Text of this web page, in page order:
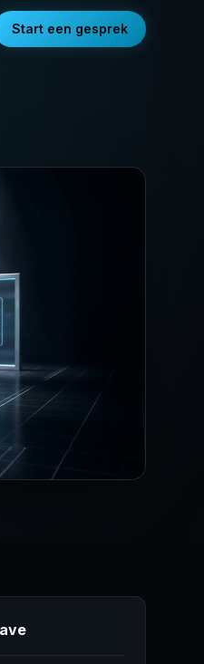
Start een gesprek